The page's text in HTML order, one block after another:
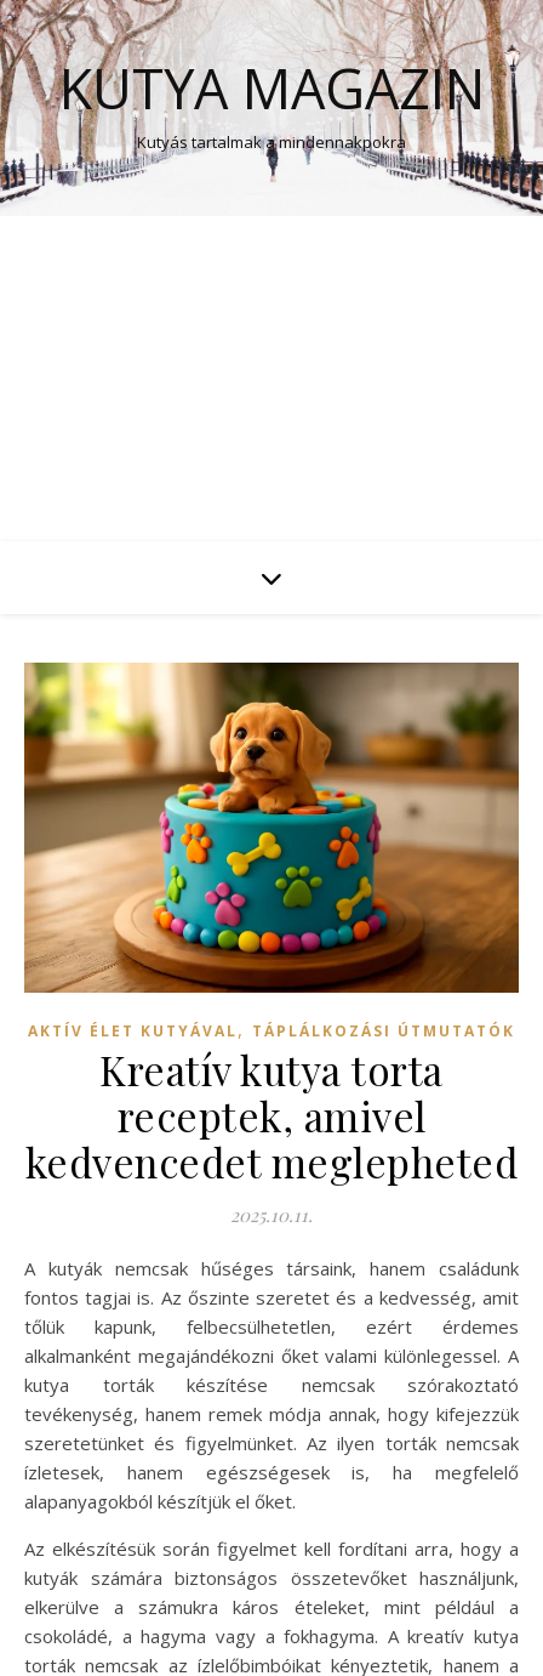
KUTYA MAGAZIN
Kutyás tartalmak a mindennakpokra
AKTÍV ÉLET KUTYÁVAL, TÁPLÁLKOZÁSI ÚTMUTATÓK
Kreatív kutya torta
receptek, amivel
kedvencedet meglepheted
2025.10.11.
A kutyák nemcsak hűséges társaink, hanem családunk
fontos tagjai is. Az őszinte szeretet és a kedvesség, amit
tőlük kapunk, felbecsülhetetlen, ezért érdemes
alkalmanként megajándékozni őket valami különlegessel. A
kutya torták készítése nemcsak szórakoztató
tevékenység, hanem remek módja annak, hogy kifejezzük
szeretetünket és figyelmünket. Az ilyen torták nemcsak
ízletesek, hanem egészségesek is, ha megfelelő
alapanyagokból készítjük el őket.
Az elkészítésük során figyelmet kell fordítani arra, hogy a
kutyák számára biztonságos összetevőket használjunk,
elkerülve a számukra káros ételeket, mint például a
csokoládé, a hagyma vagy a fokhagyma. A kreatív kutya
torták nemcsak az ízlelőbimbóikat kényeztetik, hanem a